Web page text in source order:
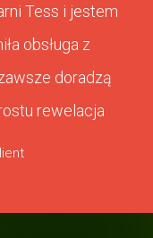
Tess i jestem
obsługa z
doradzą
rewelacja